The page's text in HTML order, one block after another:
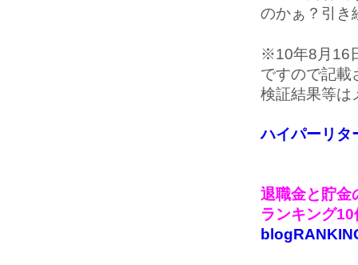
のかぁ？引き
※10年8月16
ですので記載
検証結果等は
ハイパーリタ
退職金と貯金
ランキング